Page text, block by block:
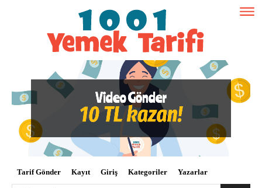
Tarif Gönder Kayıt Giriş Kategoriler Yazarlar